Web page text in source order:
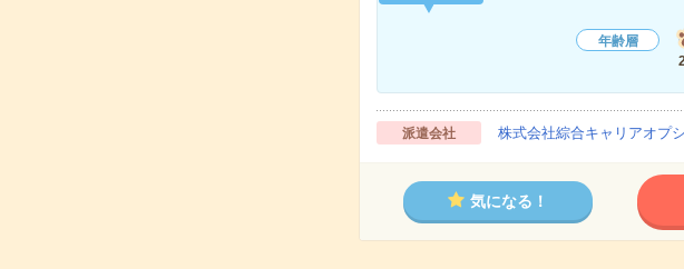
年齢層
派遣会社 株式会社綜合キャリアオプ
気になる！